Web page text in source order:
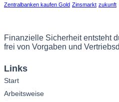
Zentralbanken kaufen Gold Zinsmarkt zukunft
Finanzielle Sicherheit entsteht
frei von Vorgaben und
Links
Start
Arbeitsweise